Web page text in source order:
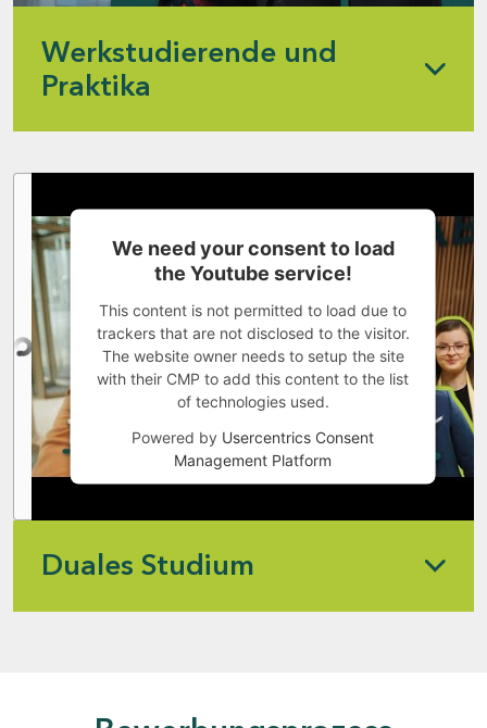
Werkstudierende und
Praktika
We need your consent to load
the Youtube service!
This content is not permitted to load due to
trackers that are not disclosed to the visitor.
The website owner needs to setup the site
with their CMP to add this content to the list
of technologies used.
Powered by Usercentrics Consent
Management Platform
Duales Studium